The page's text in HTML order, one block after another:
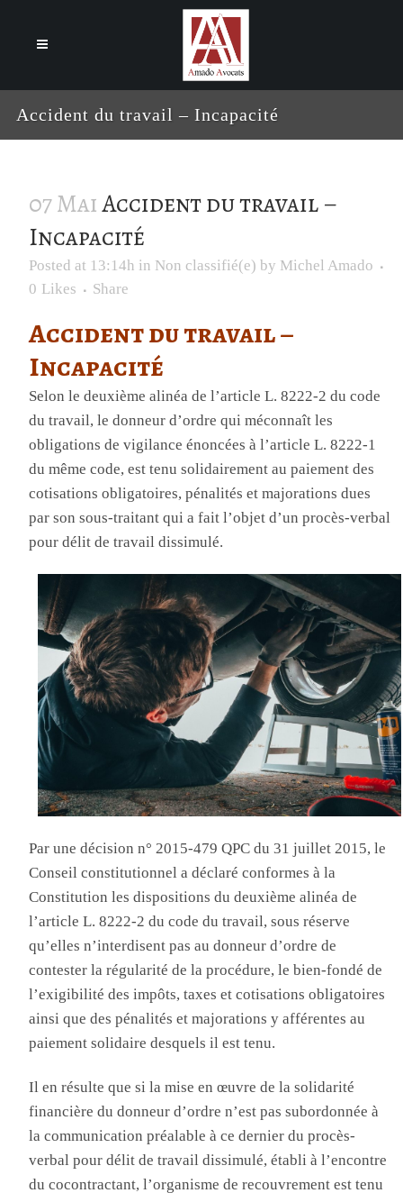
Accident du travail – Incapacité
07 MaiAccident du travail –
Incapacité
Posted at 13:14h in Non classifié(e) by Michel Amado
0 Likes Share
Accident du travail –
Incapacité
Selon le deuxième alinéa de l’article L. 8222-2 du code
du travail, le donneur d’ordre qui méconnaît les
obligations de vigilance énoncées à l’article L. 8222-1
du même code, est tenu solidairement au paiement des
cotisations obligatoires, pénalités et majorations dues
par son sous-traitant qui a fait l’objet d’un procès-verbal
pour délit de travail dissimulé.
Par une décision n° 2015-479 QPC du 31 juillet 2015, le
Conseil constitutionnel a déclaré conformes à la
Constitution les dispositions du deuxième alinéa de
l’article L. 8222-2 du code du travail, sous réserve
qu’elles n’interdisent pas au donneur d’ordre de
contester la régularité de la procédure, le bien-fondé de
l’exigibilité des impôts, taxes et cotisations obligatoires
ainsi que des pénalités et majorations y afférentes au
paiement solidaire desquels il est tenu.
Il en résulte que si la mise en œuvre de la solidarité
financière du donneur d’ordre n’est pas subordonnée à
la communication préalable à ce dernier du procès-
verbal pour délit de travail dissimulé, établi à l’encontre
du cocontractant, l’organisme de recouvrement est tenu